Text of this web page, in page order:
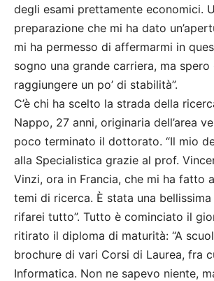
degli esami prettamente economici.
preparazione che mi ha dato
mi ha permesso di affermarmi in
sogno una grande carriera, ma
raggiungere un po’ di stabilità”.
C’è chi ha scelto la strada della
Nappo, 27 anni, originaria dell’area
poco terminato il dottorato. “Il mio
alla Specialistica grazie al prof.
Vinzi, ora in Francia, che mi ha fatto
temi di ricerca. È stata una bellissima
rifarei tutto”. Tutto è cominciato il
ritirato il diploma di maturità: “A
brochure di vari Corsi di Laurea, fra
Informatica. Non ne sapevo niente,